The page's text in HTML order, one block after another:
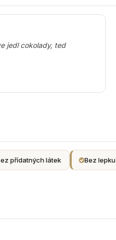
jedl cokolady, ted
přídatných látek Bez lepku